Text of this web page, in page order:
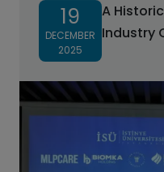
19
DECEMBER
2025
A
Industry